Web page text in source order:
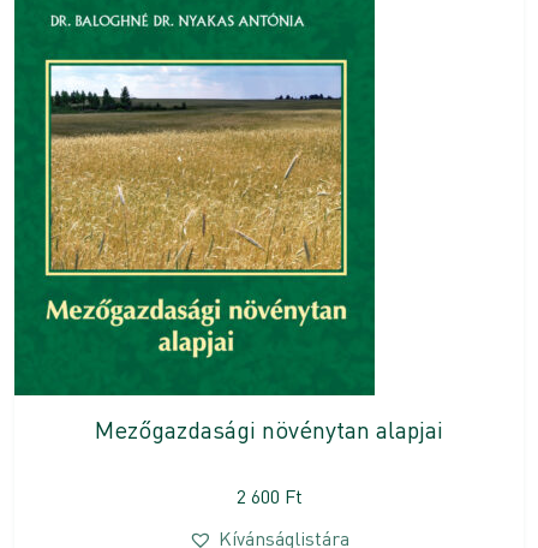
Mezőgazdasági növénytan alapjai
2 600 Ft
Kívánságlistára